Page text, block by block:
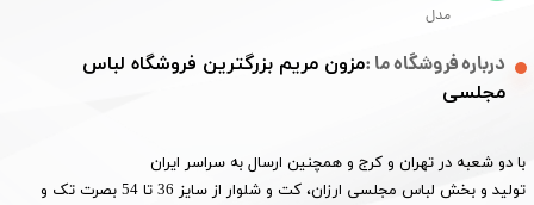
درباره فروشگاه ما :مزون مریم بزرگترین فروشگاه لباس
مجلسی
با دو شعبه در تهران و کرج و همچنین ارسال به سراسر ایران
تولید و بخش لباس مجلسی ارزان، کت و شلوار از سایز 36 تا 54 بصرت تک و
مدل